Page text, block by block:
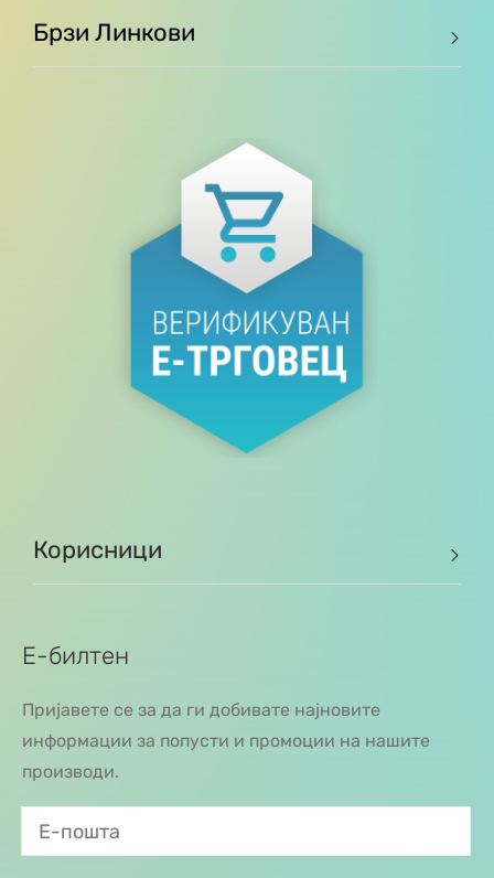
Брзи Линкови
Корисници
Е-билтен
Пријавете се за да ги добивате најновите
информации за попусти и промоции на нашите
производи.